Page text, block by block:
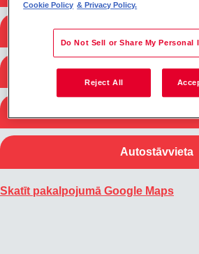
Autobusu
Metro stacijas
Autostāvvieta
Skatīt pakalpojumā Google Maps
Cookie Policy & Privacy Policy.
Do Not Sell or Share My Personal
Reject All